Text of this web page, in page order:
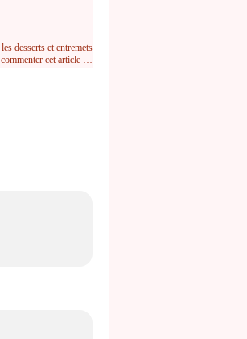
les desserts et entremets
commenter cet article …